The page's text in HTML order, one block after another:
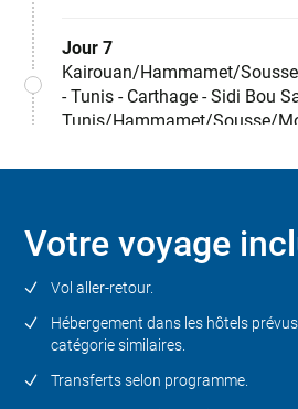
Jour 7
Kairouan/Hammamet/
- Tunis - Carthage - Sidi Bou
Tunis/Hammamet/Sousse/
Tunis - Ville de départ
Votre voyage
Vol aller-retour.
Hébergement dans les hôtels
catégorie similaires.
Transferts selon programme.